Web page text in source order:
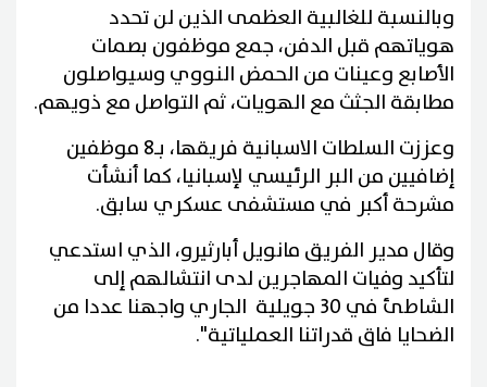
وبالنسبة للغالبية العظمى الذين لن تحدد
هوياتهم قبل الدفن، جمع موظفون بصمات
الأصابع وعينات من الحمض النووي وسيواصلون
مطابقة الجثث مع الهويات، ثم التواصل مع ذويهم.
وعززت السلطات الاسبانية فريقها، بـ8 موظفين
إضافيين من البر الرئيسي لإسبانيا، كما أنشأت
مشرحة أكبر في مستشفى عسكري سابق.
وقال مدير الفريق مانويل أبارثيرو، الذي استدعي
لتأكيد وفيات المهاجرين لدى انتشالهم إلى
الشاطئ في 30 جويلية الجاري واجهنا عددا من
الضحايا فاق قدراتنا العملياتية".